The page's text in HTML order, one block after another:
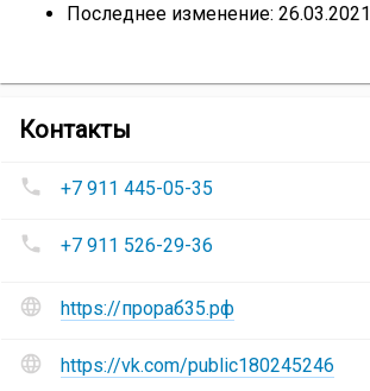
Последнее изменение: 26.03.2021
Контакты
строительных
«Прораб»
Номера
телефонов
строительных
«Прораб»:
+7 911 445-05-35
+7 911 526-29-36
Сайт
и
сети
https://прораб35.рф
https://vk.com/public180245246